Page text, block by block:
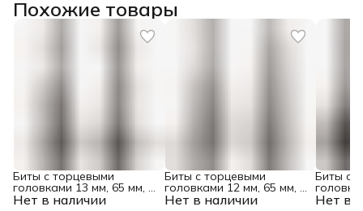
Похожие товары
Нет в наличии
Биты с торцевыми
головками 13 мм, 65 мм, 2
шт. Matrix Нет в наличии
Биты с торцевыми
головками 12 мм, 65 мм, 2
шт. Matrix Нет в
Биты с
шт.